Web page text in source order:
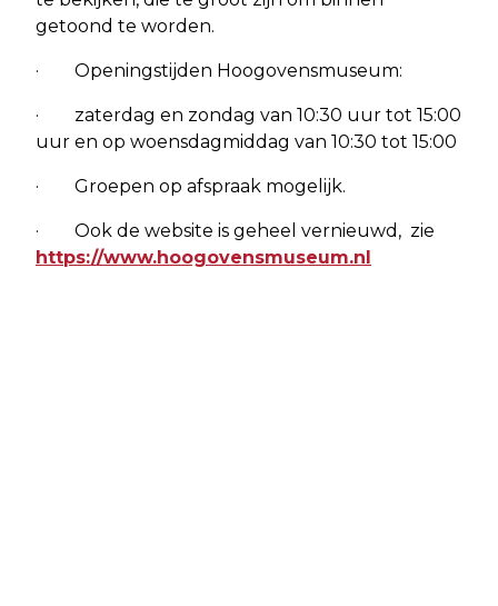
getoond te worden.
· Openingstijden Hoogovensmuseum:
· zaterdag en zondag van 10:30 uur tot 15:00
uur en op woensdagmiddag van 10:30 tot 15:00
· Groepen op afspraak mogelijk.
· Ook de website is geheel vernieuwd, zie
https://www.hoogovensmuseum.nl